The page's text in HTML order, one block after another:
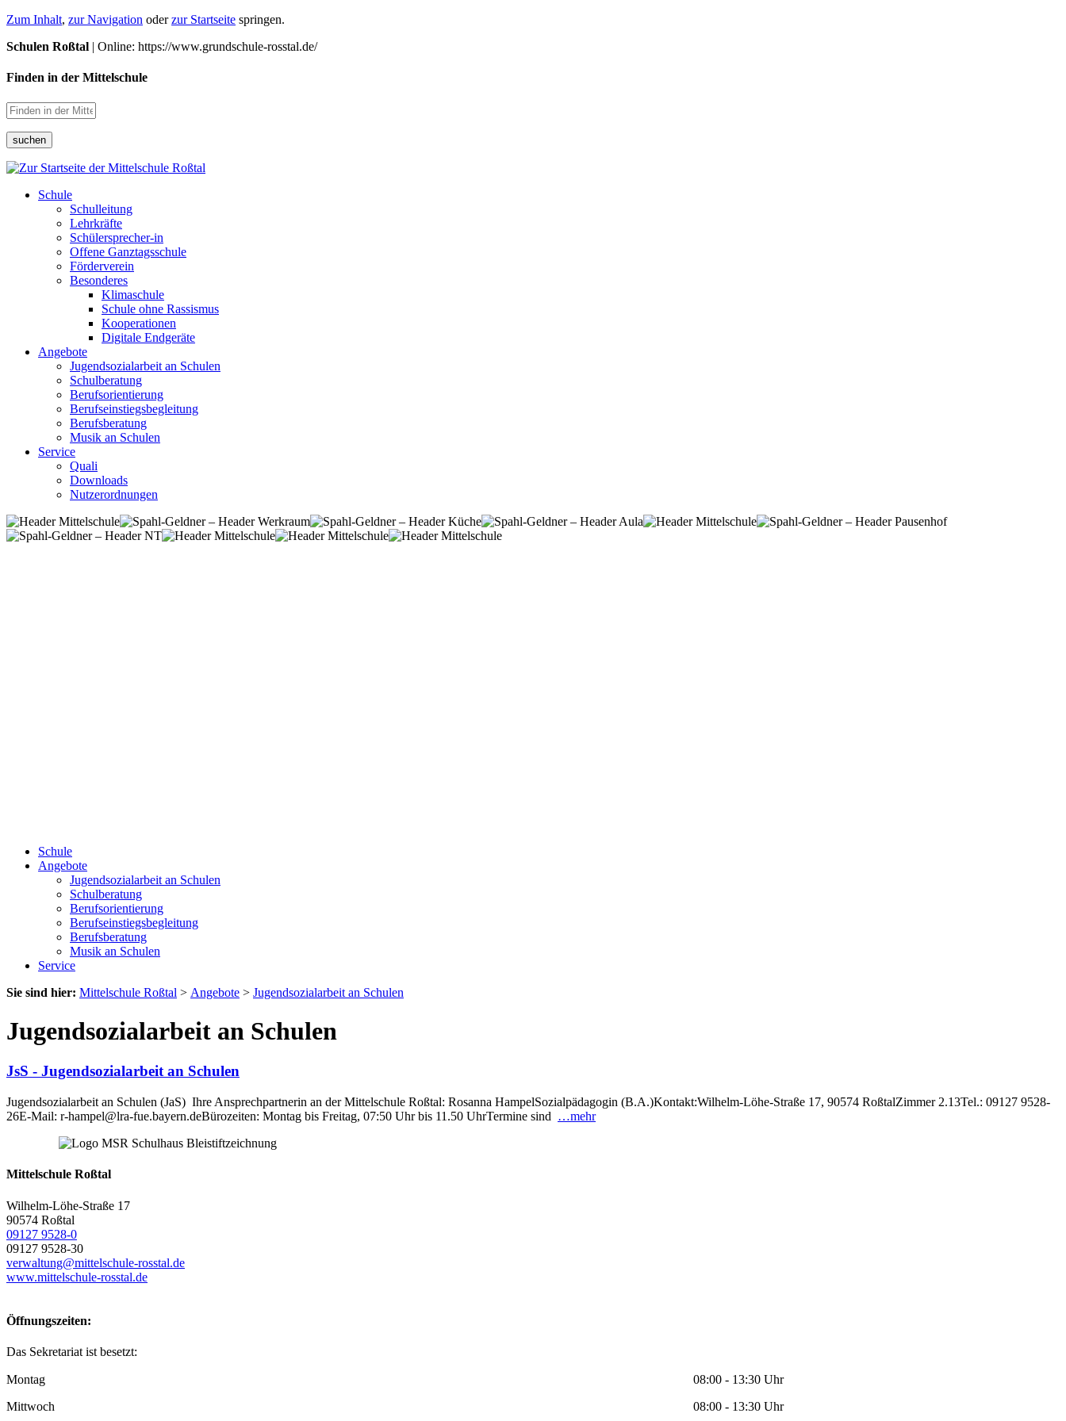
Zum Inhalt, zur Navigation oderzur Startseite springen.
Schulen Roßtal | Online: https://www.grundschule-rosstal.de/
Finden in der Mittelschule
suchen
Schule
Schulleitung
Lehrkräfte
Schülersprecher-in
Offene Ganztagsschule
Förderverein
Besonderes
Klimaschule
Schule ohne Rassismus
Kooperationen
Digitale Endgeräte
Angebote
Jugendsozialarbeit an Schulen
Schulberatung
Berufsorientierung
Berufseinstiegsbegleitung
Berufsberatung
Musik an Schulen
Service
Quali
Downloads
Nutzerordnungen
Schule
Angebote
Jugendsozialarbeit an Schulen
Schulberatung
Berufsorientierung
Berufseinstiegsbegleitung
Berufsberatung
Musik an Schulen
Service
Sie sind hier: Mittelschule Roßtal > Angebote > Jugendsozialarbeit an Schulen
Jugendsozialarbeit an Schulen
JsS - Jugendsozialarbeit an Schulen
Jugendsozialarbeit an Schulen (JaS) Ihre Ansprechpartnerin an der Mittelschule Roßtal: Rosanna HampelSozialpädagogin (B.A.)Kontakt:Wilhelm-Löhe-Straße 17, 90574 RoßtalZimmer 2.13Tel.: 09127 9528-
26E-Mail: r-hampel@lra-fue.bayern.deBürozeiten: Montag bis Freitag, 07:50 Uhr bis 11.50 UhrTermine sind …mehr
Mittelschule Roßtal
Wilhelm-Löhe-Straße 17
90574 Roßtal
09127 9528-0
09127 9528-30
verwaltung@mittelschule-rosstal.de
www.mittelschule-rosstal.de
Öffnungszeiten:
Das Sekretariat ist besetzt:
Montag
08:00 - 13:30 Uhr
Mittwoch
08:00 - 13:30 Uhr